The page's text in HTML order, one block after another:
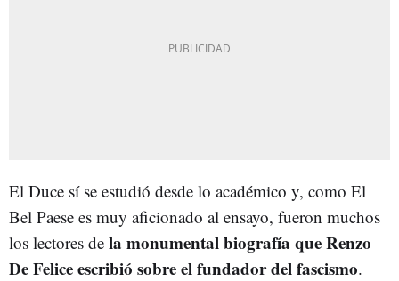
El Duce sí se estudió desde lo académico y, como El
Bel Paese es muy aficionado al ensayo, fueron muchos
los lectores de la monumental biografía que Renzo
De Felice escribió sobre el fundador del fascismo.